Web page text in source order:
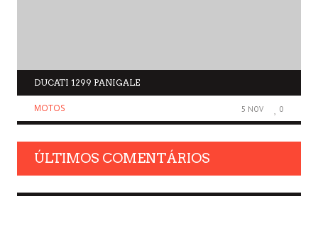
DUCATI 1299 PANIGALE
MOTOS 5 NOV 0
ÚLTIMOS COMENTÁRIOS